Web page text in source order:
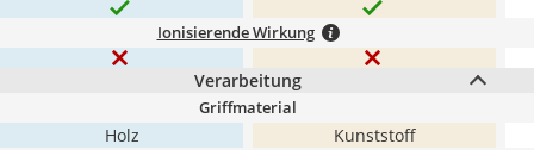
Ionisierende Wirkung
Verarbeitung
Griffmaterial
Holz Kunststoff